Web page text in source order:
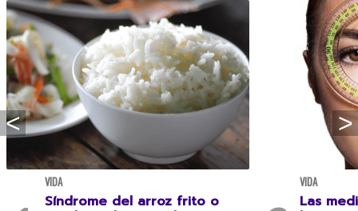
VIDA
Síndrome del arroz frito o
VIDA
Las